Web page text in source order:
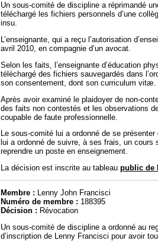
Un sous-comité de discipline a réprimandé
téléchargé les fichiers personnels d’une
insu.
L’enseignante, qui a reçu l’autorisation
avril 2010, en compagnie d’un avocat.
Selon les faits, l’enseignante d’éducation
téléchargé des fichiers sauvegardés dans
son consentement, dont son curriculum vitæ.
Après avoir examiné le plaidoyer de non-
des faits non contestés et les observations
coupable de faute professionnelle.
Le sous-comité lui a ordonné de se
lui a ordonné de suivre, à ses frais, un
reprendre un poste en enseignement.
La décision est inscrite au tableau public de
Membre : Lenny John Francisci
Numéro de membre : 188395
Décision : Révocation
Un sous-comité de discipline a ordonné au
d’inscription de Lenny Francisci pour avoir